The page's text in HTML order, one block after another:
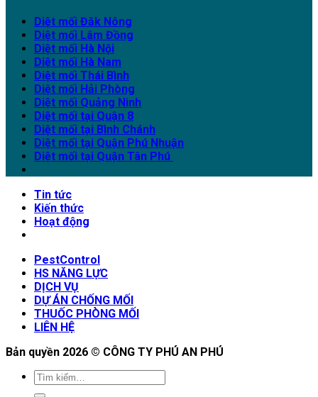
Diệt mối Đăk Nông
Diệt mối Lâm Đồng
Diệt mối Hà Nội
Diệt mối Hà Nam
Diệt mối Thái Bình
Diệt mối Hải Phòng
Diệt mối Quảng Ninh
Diệt mối tại Quận 8
Diệt mối tại Bình Chánh
Diệt mối tại Quận Phú Nhuận
Diệt mối tại Quận Tân Phú
Tin tức
Kiến thức
Hoạt động
PestControl
HS NĂNG LỰC
DỊCH VỤ
DỰ ÁN CHỐNG MỐI
THUỐC PHÒNG MỐI
LIÊN HỆ
Bản quyền 2026 © CÔNG TY PHÚ AN PHÚ